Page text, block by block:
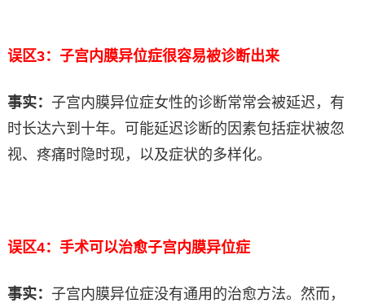
误区3：子宫内膜异位症很容易被诊断出来
事实： 子宫内膜异位症女性的诊断常常会被延迟，有
时长达六到十年。可能延迟诊断的因素包括症状被忽
视、疼痛时隐时现，以及症状的多样化。
误区4：手术可以治愈子宫内膜异位症
事实： 子宫内膜异位症没有通用的治愈方法。然而，